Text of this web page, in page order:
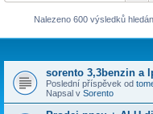
Nalezeno 600 výsledků
sorento 3,3benzin a
Poslední příspěvek od
Napsal v Sorento